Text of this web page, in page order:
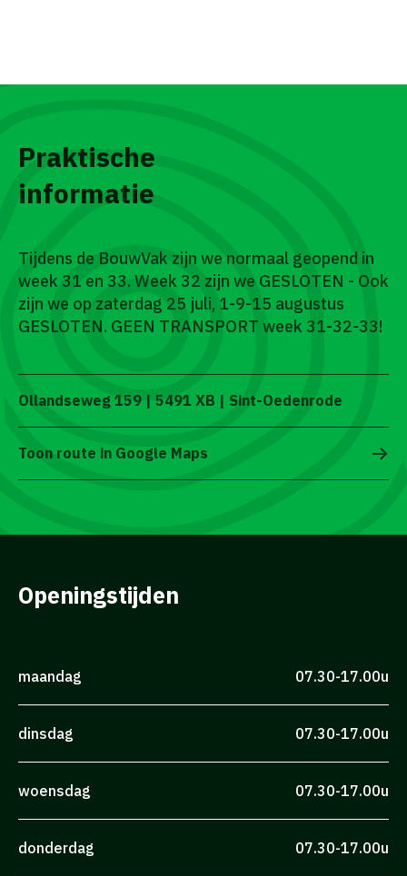
Praktische
informatie
Tijdens de BouwVak zijn we normaal geopend in
week 31 en 33. Week 32 zijn we GESLOTEN - Ook
zijn we op zaterdag 25 juli, 1-9-15 augustus
GESLOTEN. GEEN TRANSPORT week 31-32-33!
Ollandseweg 159 | 5491 XB | Sint-Oedenrode
Toon route in Google Maps
Openingstijden
maandag 07.30-17.00u
dinsdag 07.30-17.00u
woensdag 07.30-17.00u
donderdag 07.30-17.00u